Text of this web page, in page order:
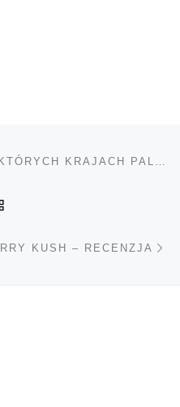
KUSH – RECENZJA